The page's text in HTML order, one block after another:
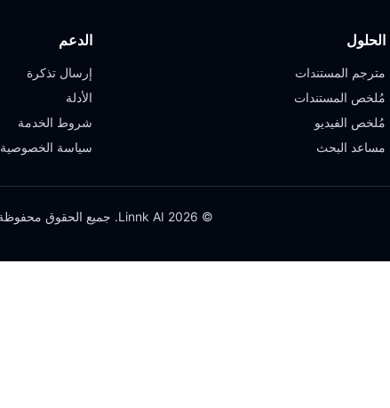
الحلول
مترجم المستندات
مُلخص المستندات
مُلخص الفيديو
مساعد البحث
الدعم
إرسال تذكرة
الأدلة
شروط الخدمة
سياسة الخصوصية
© 2026 Linnk AI. جميع الحقوق محفوظة.